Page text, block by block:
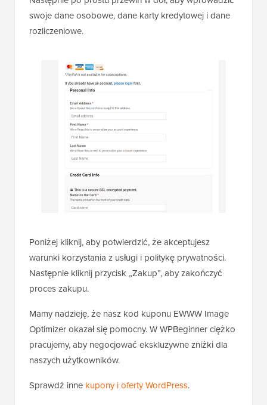
swoje dane osobowe, dane karty kredytowej i dane
rozliczeniowe.
Poniżej kliknij, aby potwierdzić, że akceptujesz
warunki korzystania z usługi i politykę prywatności.
Następnie kliknij przycisk „Zakup”, aby zakończyć
proces zakupu.
Mamy nadzieję, że nasz kod kuponu EWWW Image
Optimizer okazał się pomocny. W WPBeginner ciężko
pracujemy, aby negocjować ekskluzywne zniżki dla
naszych użytkowników.
Sprawdź inne kupony i oferty WordPress.